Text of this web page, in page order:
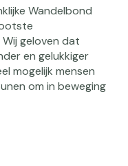
Wandelbond
geloven dat
en gelukkiger
mogelijk mensen
om in beweging